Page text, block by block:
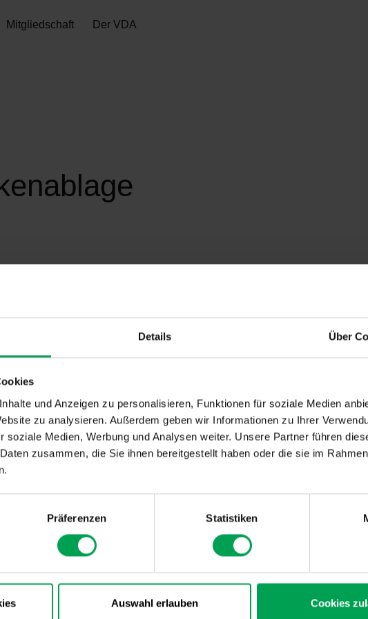
Details Über
und Anzeigen zu personalisieren, Funktionen für soziale Medien
zu analysieren. Außerdem geben wir Informationen zu Ihrer
soziale Medien, Werbung und Analysen weiter. Unsere Partner führen
zusammen, die Sie ihnen bereitgestellt haben oder die sie im
Präferenzen Statistiken
Auswahl erlauben Cookies
Mitgliedschaft Der VDA
Seit 2018 gilt die gesetzliche Vorschrift zum Schutz der
Schutz vor Tachomanipulation), beschrieben in der Worldwide
Arbeitskreis Automotive Security betrachtet eine sichere Wegstrecke im
Verbraucherschutzes als einen wichtigen und notwendigen Schritt zur
Vertrauensbildung in seine Produkte.